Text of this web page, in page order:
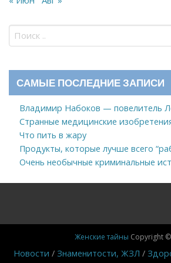
САМЫЕ ПОСЛЕДНИЕ ЗАПИСИ
Владимир Набоков — повелитель
Странные медицинские
Что пить в жару
Продукты, которые лучше всего
Очень необычные криминальные
Женские тайны Copyright
Новости Знаменитости, ЖЗЛ